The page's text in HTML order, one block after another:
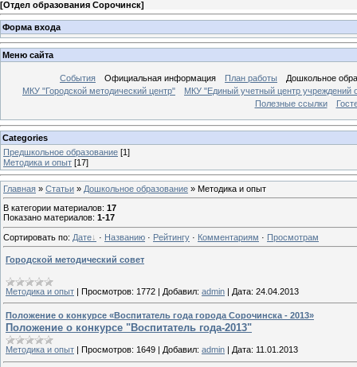
[Отдел образования Сорочинск]
Форма входа
Меню сайта
События Официальная информация План работы
Дошкольное
МКУ "Городской методический центр"
МКУ "Единый учетный центр учреждений
Полезные ссылки
Categories
Предшкольное образование [1]
Методика и опыт [17]
Главная » Статьи » Дошкольное образование » Методика и опыт
В категории материалов: 17
Показано материалов: 1-17
Сортировать по: Дате · Названию · Рейтингу · Комментариям · Просмотрам
Городской методический совет
Методика и опыт | Просмотров: 1772 | Добавил: admin | Дата: 24.04.2013
Положение о конкурсе «Воспитатель года города Сорочинска - 2013»
Положение о конкурсе "Воспитатель года-2013"
Методика и опыт Просмотров: 1649 Добавил: admin Дата: 11.01.2013